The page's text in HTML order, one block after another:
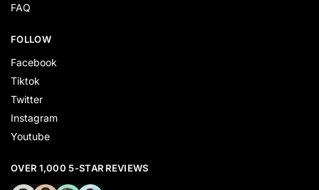
FAQ
FOLLOW
Facebook
Tiktok
Twitter
Instagram
Youtube
OVER 1,000 5-STAR REVIEWS